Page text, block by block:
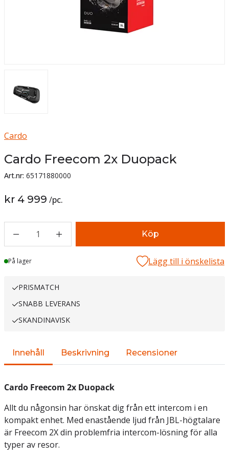
Cardo
Cardo Freecom 2x Duopack
Art.nr: 65171880000
kr 4 999 /pc.
1 Köp
Lager
På lager Lägg till i önskelista
PRISMATCH
SNABB LEVERANS
SKANDINAVISK
Innehåll Beskrivning Recensioner
Cardo Freecom 2x Duopack
Allt du någonsin har önskat dig från ett intercom i en
kompakt enhet. Med enastående ljud från JBL-högtalare
är Freecom 2X din problemfria intercom-lösning för alla
typer av resor.